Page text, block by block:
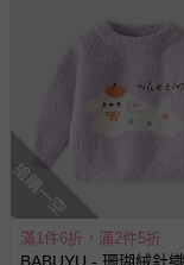
搶購一空
滿1件6折，滿2件5折
BABUYU - 珊瑚絨針